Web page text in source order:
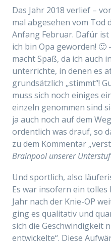
Das Jahr 2018 verlief –
mal abgesehen vom Tod
Anfang Februar. Dafür
ich bin Opa geworden!
macht Spaß, da ich auch
unterrichte, in denen es
grundsätzlich „stimmt“!
muss sich noch einiges
einzeln genommen sind
ja auch noch auf dem
ordentlich was drauf, so
zu dem Kommentar
Brainpool unserer
Und sportlich, also
Es war insofern ein
Jahr nach der Knie-OP
ging es qualitativ und
sich die Geschwindigkeit
entwickelte“. Diese